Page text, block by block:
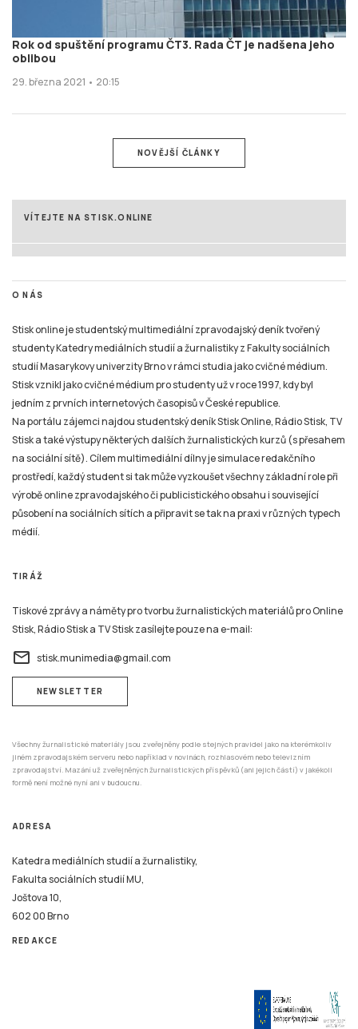
Rok od spuštění programu ČT3. Rada ČT je nadšena jeho
oblibou
29. března 2021 • 20:15
NOVĚJŠÍ ČLÁNKY
VÍTEJTE NA STISK.ONLINE
O NÁS
Stisk online je studentský multimediální zpravodajský deník tvořený
studenty Katedry mediálních studií a žurnalistiky z Fakulty sociálních
studií Masarykovy univerzity Brno v rámci studia jako cvičné médium.
Stisk vznikl jako cvičné médium pro studenty už v roce 1997, kdy byl
jedním z prvních internetových časopisů v České republice.
Na portálu zájemci najdou studentský deník Stisk Online, Rádio Stisk, TV
Stisk a také výstupy některých dalších žurnalistických kurzů (s přesahem
na sociální sítě). Cílem multimediální dílny je simulace redakčního
prostředí, každý student si tak může vyzkoušet všechny základní role při
výrobě online zpravodajského či publicistického obsahu i související
působení na sociálních sítích a připravit se tak na praxi v různých typech
médií.
TIRÁŽ
Tiskové zprávy a náměty pro tvorbu žurnalistických materiálů pro Online
Stisk, Rádio Stisk a TV Stisk zasílejte pouze na e-mail:
email stisk.munimedia@gmail.com
NEWSLETTER
Všechny žurnalistické materiály jsou zveřejněny podle stejných pravidel jako na kterémkoliv
jiném zpravodajském serveru nebo například v novinách, rozhlasovém nebo televizním
zpravodajství. Mazání už zveřejněných žurnalistických příspěvků (ani jejich částí) v jakékoli
formě není možné nyní ani v budoucnu.
ADRESA
Katedra mediálních studií a žurnalistiky,
Fakulta sociálních studií MU,
Joštova 10,
602 00 Brno
REDAKCE